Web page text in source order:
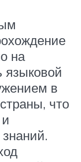
на
языковой
в
что